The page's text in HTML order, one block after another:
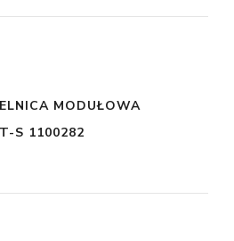
MODUŁOWA
S 1100282